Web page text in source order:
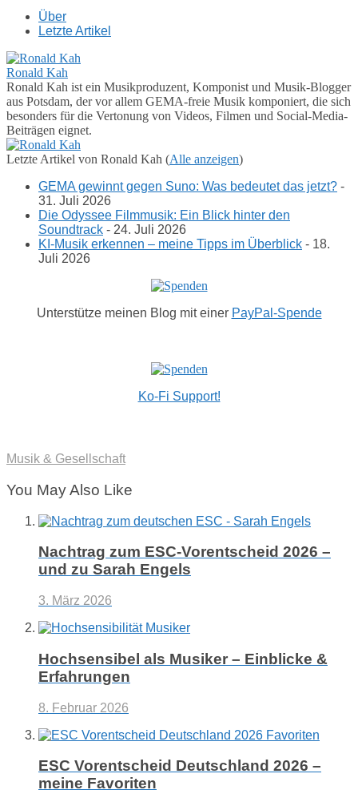
Über
Letzte Artikel
Ronald Kah
Ronald Kah ist ein Musikproduzent, Komponist und Musik-Blogger
aus Potsdam, der vor allem GEMA-freie Musik komponiert, die sich
besonders für die Vertonung von Videos, Filmen und Social-Media-
Beiträgen eignet.
Letzte Artikel von Ronald Kah (Alle anzeigen)
GEMA gewinnt gegen Suno: Was bedeutet das jetzt? -
31. Juli 2026
Die Odyssee Filmmusik: Ein Blick hinter den
Soundtrack - 24. Juli 2026
KI-Musik erkennen – meine Tipps im Überblick - 18.
Juli 2026
Unterstütze meinen Blog mit einer PayPal-Spende
Ko-Fi Support!
Musik & Gesellschaft
You May Also Like
Nachtrag zum ESC-Vorentscheid 2026 –
und zu Sarah Engels
3. März 2026
Hochsensibel als Musiker – Einblicke &
Erfahrungen
8. Februar 2026
ESC Vorentscheid Deutschland 2026 –
meine Favoriten